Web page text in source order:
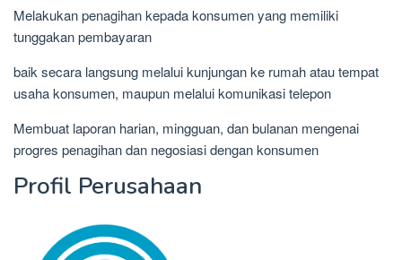
Melakukan penagihan kepada konsumen yang memiliki
tunggakan pembayaran
baik secara langsung melalui kunjungan ke rumah atau tempat
usaha konsumen, maupun melalui komunikasi telepon
Membuat laporan harian, mingguan, dan bulanan mengenai
progres penagihan dan negosiasi dengan konsumen
Profil Perusahaan